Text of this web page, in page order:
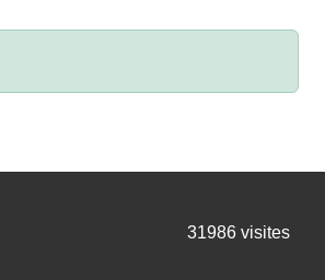
31986 visites